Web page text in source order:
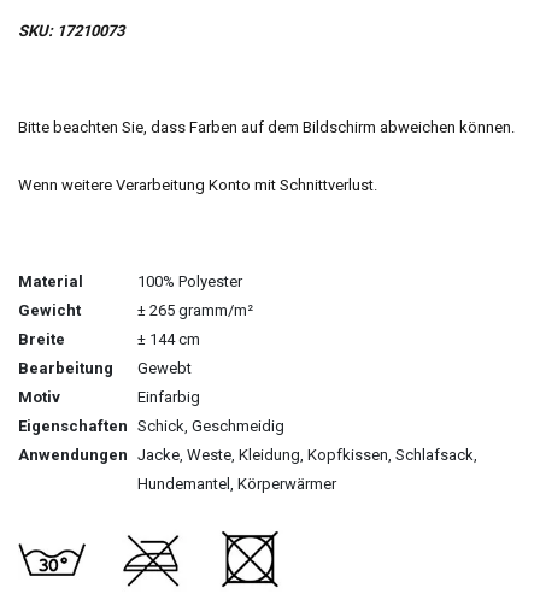
SKU: 17210073
Bitte beachten Sie, dass Farben auf dem Bildschirm abweichen können.
Wenn weitere Verarbeitung Konto mit Schnittverlust.
Material
100% Polyester
Gewicht
± 265 gramm/m²
Breite
± 144 cm
Bearbeitung
Gewebt
Motiv
Einfarbig
Eigenschaften Schick, Geschmeidig
Anwendungen Jacke, Weste, Kleidung, Kopfkissen, Schlafsack,
Hundemantel, Körperwärmer